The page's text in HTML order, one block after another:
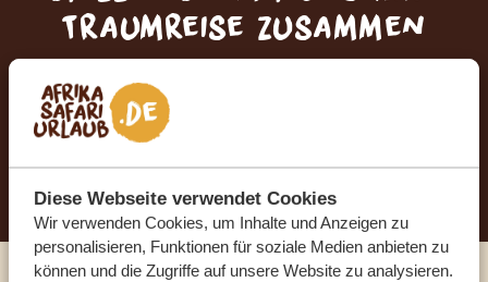
Diese Webseite verwendet Cookies
Wir verwenden Cookies, um Inhalte und Anzeigen zu
personalisieren, Funktionen für soziale Medien anbieten zu
können und die Zugriffe auf unsere Website zu analysieren.
Traumreise zusammen
KOSTENLOS UND UNVERBINDLICH